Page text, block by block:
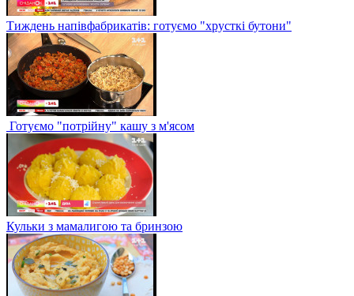
Тиждень напівфабрикатів: готуємо "хрусткі бутони"
Готуємо "потрійну" кашу з м'ясом
Кульки з мамалигою та бринзою